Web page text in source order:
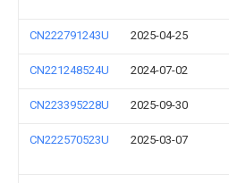
CN222791243U 2025-04-25
CN221248524U 2024-07-02
CN223395228U 2025-09-30
CN222570523U 2025-03-07